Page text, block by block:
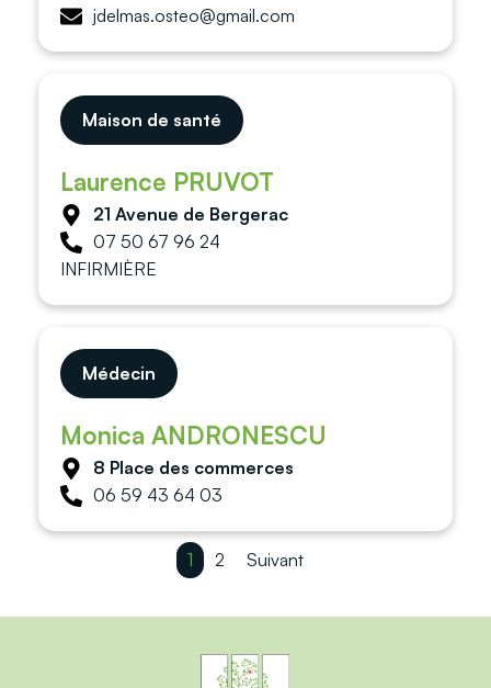
jdelmas.osteo@gmail.com
Maison de santé
Laurence PRUVOT
21 Avenue de Bergerac
07 50 67 96 24
INFIRMIÈRE
Médecin
Monica ANDRONESCU
8 Place des commerces
06 59 43 64 03
1 2 Suivant